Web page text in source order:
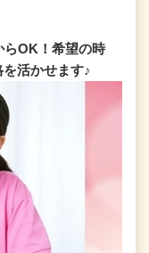
らOK！希望の時
活かせます♪